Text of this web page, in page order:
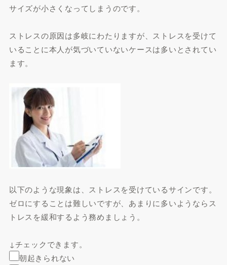
サイズが小さくなってしまうのです。
ストレスの原因は多岐にわたりますが、ストレスを受けて
いることに本人が気づいていないケースは多いとされてい
ます。
以下のような現象は、ストレスを受けているサインです。
ゼロにすることは難しいですが、あまりに多いようならス
トレスを緩和するよう務めましょう。
↓チェックできます。
朝起きられない